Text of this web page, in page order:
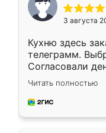
3 августа
Кухню здесь
телеграмм.
Согласовали
недели кухня
довольны
мебель за
Читать полностью